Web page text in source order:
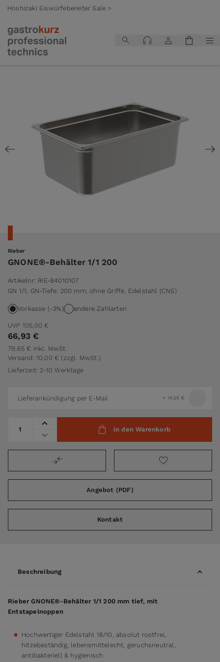
Hoshizaki Eiswürfebereiter Sale >
Rieber
GNONE®-Behälter 1/1 200
Artikelnr: RIE-84010107
GN 1/1, GN-Tiefe: 200 mm, ohne Griffe, Edelstahl (CNS)
Vorkasse (-3%) andere Zahlarten
UVP 105,00 €
66,93 €
79,65 € inkl. MwSt.
Versand: 10,00 € (zzgl. MwSt.)
Lieferzeit: 2-10 Werktage
Lieferankündigung per E-Mail + 14,55 €
in den Warenkorb
Angebot (PDF)
Kontakt
Beschreibung
Rieber GNONE®-Behälter 1/1 200 mm tief, mit
Entstapelnoppen
Hochwertiger Edelstahl 18/10, absolut rostfrei,
hitzebeständig, lebensmittelecht, geruchsneutral,
antibakteriell & hygienisch